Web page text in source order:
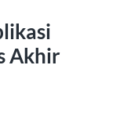
Akhir